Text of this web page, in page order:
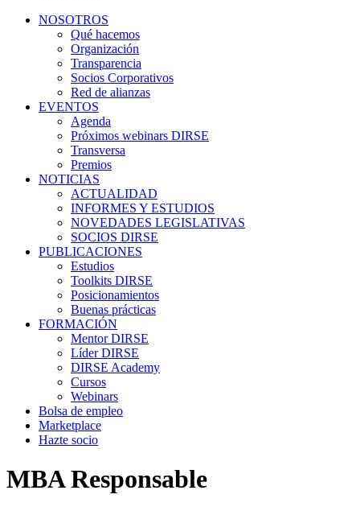
NOSOTROS
Qué hacemos
Organización
Transparencia
Socios Corporativos
Red de alianzas
EVENTOS
Agenda
Próximos webinars DIRSE
Transversa
Premios
NOTICIAS
ACTUALIDAD
INFORMES Y ESTUDIOS
NOVEDADES LEGISLATIVAS
SOCIOS DIRSE
PUBLICACIONES
Estudios
Toolkits DIRSE
Posicionamientos
Buenas prácticas
FORMACIÓN
Mentor DIRSE
Líder DIRSE
DIRSE Academy
Cursos
Webinars
Bolsa de empleo
Marketplace
Hazte socio
MBA Responsable